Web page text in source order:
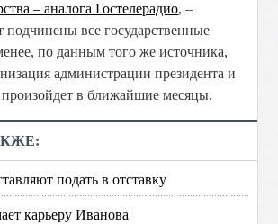
– аналога Гостелерадио, –
подчинены все государственные
по данным того же источника,
администрации президента и
произойдет в ближайшие месяцы.
подать в отставку
карьеру Иванова